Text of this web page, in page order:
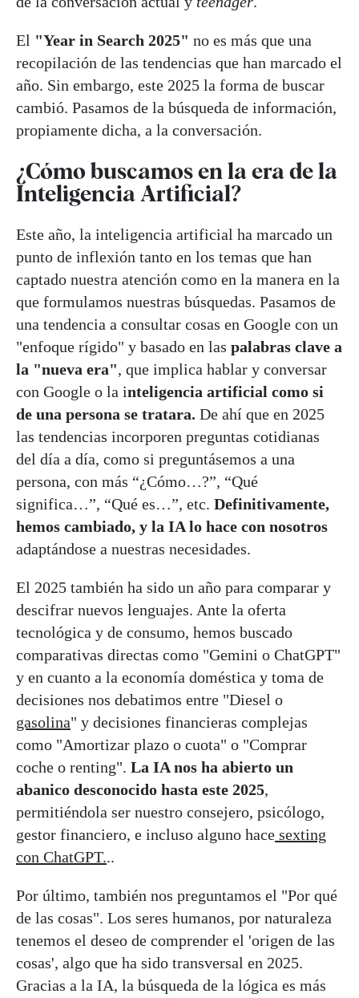
El "Year in Search 2025" no es más que una
recopilación de las tendencias que han marcado el
año. Sin embargo, este 2025 la forma de buscar
cambió. Pasamos de la búsqueda de información,
propiamente dicha, a la conversación.
¿Cómo buscamos en la era de la
Inteligencia Artificial?
Este año, la inteligencia artificial ha marcado un
punto de inflexión tanto en los temas que han
captado nuestra atención como en la manera en la
que formulamos nuestras búsquedas. Pasamos de
una tendencia a consultar cosas en Google con un
"enfoque rígido" y basado en las palabras clave a
la "nueva era", que implica hablar y conversar
con Google o la inteligencia artificial como si
de una persona se tratara. De ahí que en 2025
las tendencias incorporen preguntas cotidianas
del día a día, como si preguntásemos a una
persona, con más “¿Cómo…?”, “Qué
significa…”, “Qué es…”, etc. Definitivamente,
hemos cambiado, y la IA lo hace con nosotros
adaptándose a nuestras necesidades.
El 2025 también ha sido un año para comparar y
descifrar nuevos lenguajes. Ante la oferta
tecnológica y de consumo, hemos buscado
comparativas directas como "Gemini o ChatGPT"
y en cuanto a la economía doméstica y toma de
decisiones nos debatimos entre "Diesel o
gasolina" y decisiones financieras complejas
como "Amortizar plazo o cuota" o "Comprar
coche o renting". La IA nos ha abierto un
abanico desconocido hasta este 2025,
permitiéndola ser nuestro consejero, psicólogo,
gestor financiero, e incluso alguno hace sexting
con ChatGPT...
Por último, también nos preguntamos el "Por qué
de las cosas". Los seres humanos, por naturaleza
tenemos el deseo de comprender el 'origen de las
cosas', algo que ha sido transversal en 2025.
Gracias a la IA, la búsqueda de la lógica es más